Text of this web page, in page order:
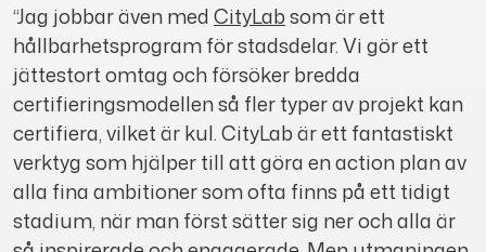
“Jag jobbar även medCityLabsom är ett
hållbarhetsprogram för stadsdelar. Vi gör ett
jättestort omtag och försöker bredda
certifieringsmodellen så fler typer av projekt kan
certifiera, vilket är kul. CityLab är ett fantastiskt
verktyg som hjälper till att göra en action plan av
alla fina ambitioner som ofta finns på ett tidigt
stadium, när man först sätter sig ner och alla är